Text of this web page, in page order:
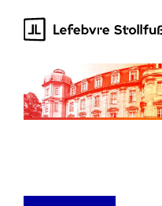
springen